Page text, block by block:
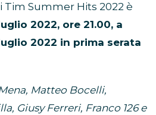
Summer Hits 2022 è
2022, ore 21.00, a
2022 in prima serata
Matteo Bocelli,
Giusy Ferreri, Franco 126 e